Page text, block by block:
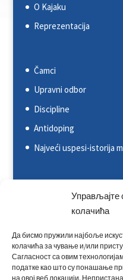
Управљајте
колачића
Да бисмо пружили најбоље
колачића за чување и/или
Сагласност са овим
податке као што су понашање
на овој веб локацији.
O Kajaku
Reprezentacija
Čamci
Upravni odbor
Discipline
Antidoping
Najveći uspesi-istorija
Svetska kajakaška
Evropska kajakaška
Rezultati na
Rezultati na
Kontakt